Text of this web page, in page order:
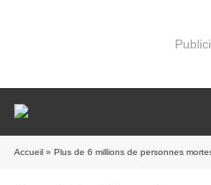
Accueil » Plus de 6 millions de personnes